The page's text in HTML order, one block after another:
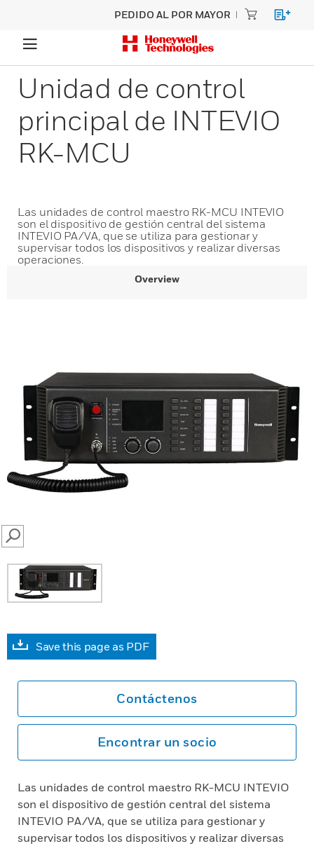
PEDIDO AL POR MAYOR
Unidad de control
principal de INTEVIO
RK-MCU
Las unidades de control maestro RK-MCU INTEVIO
son el dispositivo de gestión central del sistema
INTEVIO PA/VA, que se utiliza para gestionar y
supervisar todos los dispositivos y realizar diversas
operaciones.
Overview
SEARCH
Save this page as PDF
Contáctenos
Encontrar un socio
Las unidades de control maestro RK-MCU INTEVIO
son el dispositivo de gestión central del sistema
INTEVIO PA/VA, que se utiliza para gestionar y
supervisar todos los dispositivos y realizar diversas